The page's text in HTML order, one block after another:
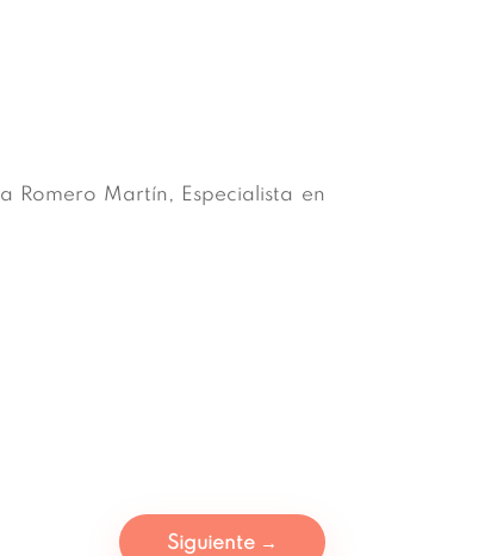
Romero Martín, Especialista en
Siguiente→